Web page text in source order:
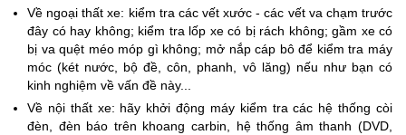
Về ngoại thất xe: kiểm tra các vết xước - các vết va chạm trước
đây có hay không; kiểm tra lốp xe có bị rách không; gầm xe có
bị va quệt méo móp gì không; mở nắp cáp bô để kiểm tra máy
móc (két nước, bộ đề, côn, phanh, vô lăng) nếu như bạn có
kinh nghiệm về vấn đề này...
Về nội thất xe: hãy khởi động máy kiểm tra các hệ thống còi
đèn, đèn báo trên khoang carbin, hệ thống âm thanh (DVD,